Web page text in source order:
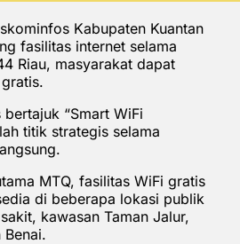
Kabupaten Kuantan
fasilitas internet selama
Riau, masyarakat dapat
“Smart WiFi
titik strategis selama
MTQ, fasilitas WiFi gratis
di beberapa lokasi publik
kawasan Taman Jalur,
Benai.